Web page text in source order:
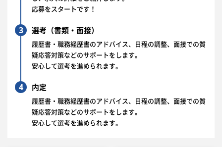
応募をスタートです！
3 選考（書類・面接）
履歴書・職務経歴書のアドバイス、日程の調整、面接での質
疑応答対策などのサポートをします。
安心して選考を進められます。
4 内定
履歴書・職務経歴書のアドバイス、日程の調整、面接での質
疑応答対策などのサポートをします。
安心して選考を進められます。